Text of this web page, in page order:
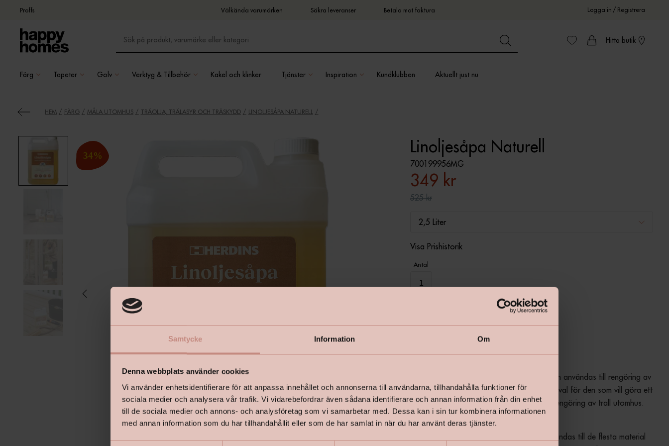
Samtycke Information Om
Denna webbplats använder cookies
Vi använder enhetsidentifierare för att anpassa innehållet och annonserna till användarna, tillhandahålla funktioner för
sociala medier och analysera vår trafik. Vi vidarebefordrar även sådana identifierare och annan information från din enhet
till de sociala medier och annons- och analysföretag som vi samarbetar med. Dessa kan i sin tur kombinera informationen
med annan information som du har tillhandahållit eller som de har samlat in när du har använt deras tjänster.
Proffs Välkända varumärken Säkra leveranser Betala mot faktura Logga in / Registrera
Hitta butik
Färg Tapeter Golv Verktyg & Tillbehör Kakel och klinker Tjänster Inspiration Kundklubben Aktuellt just nu
HEM FÄRG MÅLA UTOMHUS TRÄOLJA, TRÄLASYR OCH TRÄSKYDD LINOLJESÅPA NATURELL
34% Linoljesåpa Naturell
700199956MG
349 kr
525 kr
2,5 Liter
Visa Prishistorik
Antal
Linoljesåpa från Herdins är en såpa som kan användas till rengöring av
de flesta material. Det är också ett utmärkt val för den som vill göra ett
klassiskt skurgolv eller för behandling och rengöring av trall utomhus.
Linojlesåpa är en fetare såpa som kan användas till de flesta material